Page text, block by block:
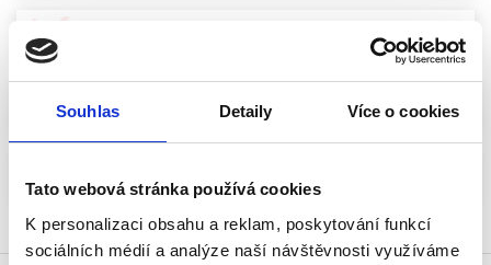
Souhlas Detaily Více o cookies
Tato webová stránka používá cookies
K personalizaci obsahu a reklam, poskytování funkcí
sociálních médií a analýze naší návštěvnosti využíváme
PROTI
9. Miloš Hrůza
10. Libor Černý